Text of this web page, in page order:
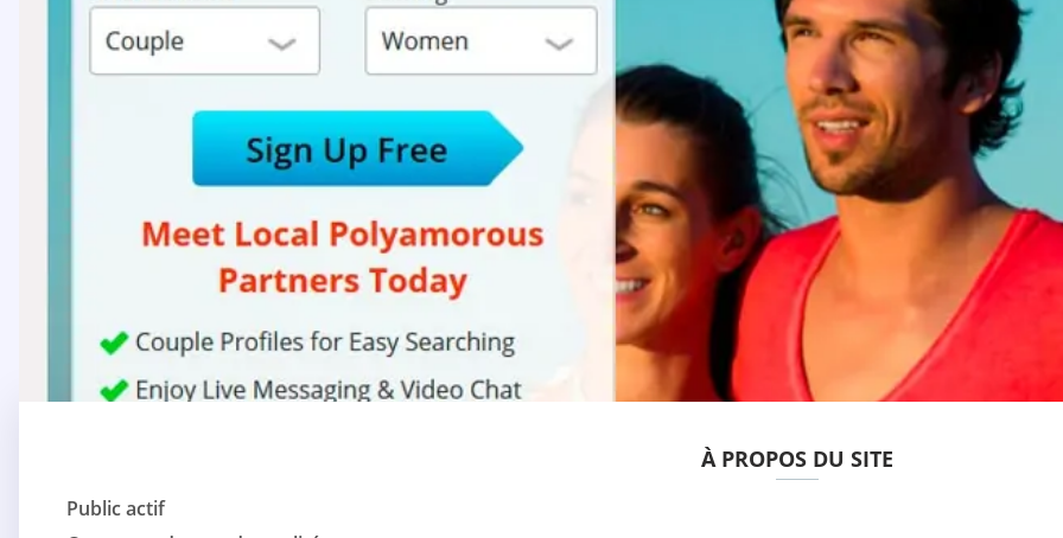
À PROPOS DU SITE
Public actif